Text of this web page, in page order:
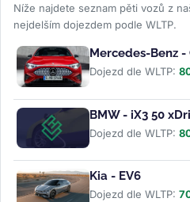
Níže najdete seznam pěti vozů z
nejdelším dojezdem podle WLTP.
Mercedes-Benz -
Dojezd dle WLTP:
BMW - iX3 50
Dojezd dle WLTP:
Kia - EV6
Dojezd dle WLTP: